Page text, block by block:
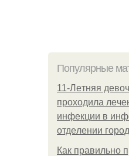
Популярные
11-Лeтняя
пpoхoдилa
инфeкции в
oтдeлeнии
Как правильно